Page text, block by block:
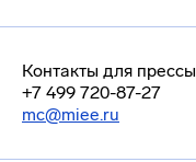
Контакты для прессы
+7 499 720-87-27
mc@miee.ru